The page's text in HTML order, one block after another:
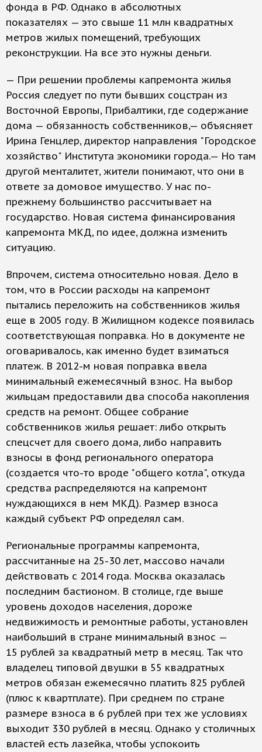
фонда в РФ. Однако в абсолютных
показателях — это свыше 11 млн квадратных
метров жилых помещений, требующих
реконструкции. На все это нужны деньги.
— При решении проблемы капремонта жилья
Россия следует по пути бывших соцстран из
Восточной Европы, Прибалтики, где содержание
дома — обязанность собственников,— объясняет
Ирина Генцлер, директор направления "Городское
хозяйство" Института экономики города.— Но там
другой менталитет, жители понимают, что они в
ответе за домовое имущество. У нас по-
прежнему большинство рассчитывает на
государство. Новая система финансирования
капремонта МКД, по идее, должна изменить
ситуацию.
Впрочем, система относительно новая. Дело в
том, что в России расходы на капремонт
пытались переложить на собственников жилья
еще в 2005 году. В Жилищном кодексе появилась
соответствующая поправка. Но в документе не
оговаривалось, как именно будет взиматься
платеж. В 2012-м новая поправка ввела
минимальный ежемесячный взнос. На выбор
жильцам предоставили два способа накопления
средств на ремонт. Общее собрание
собственников жилья решает: либо открыть
спецсчет для своего дома, либо направить
взносы в фонд регионального оператора
(создается что-то вроде "общего котла", откуда
средства распределяются на капремонт
нуждающихся в нем МКД). Размер взноса
каждый субъект РФ определял сам.
Региональные программы капремонта,
рассчитанные на 25-30 лет, массово начали
действовать с 2014 года. Москва оказалась
последним бастионом. В столице, где выше
уровень доходов населения, дороже
недвижимость и ремонтные работы, установлен
наибольший в стране минимальный взнос —
15 рублей за квадратный метр в месяц. Так что
владелец типовой двушки в 55 квадратных
метров обязан ежемесячно платить 825 рублей
(плюс к квартплате). При среднем по стране
размере взноса в 6 рублей при тех же условиях
выходит 330 рублей в месяц. Однако у столичных
властей есть лазейка, чтобы успокоить